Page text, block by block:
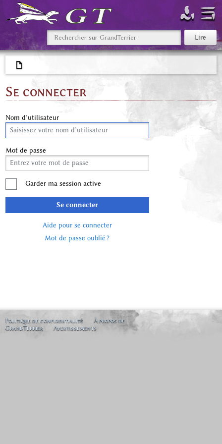
Se connecter
Nom d’utilisateur
Mot de passe
Garder ma session active
Se connecter
Aide pour se connecter
Mot de passe oublié ?
Politique de confidentialité
À propos de
GrandTerrier
Avertissements